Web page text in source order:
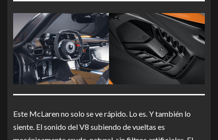
Este McLaren no solo se ve rápido. Lo es. Y también lo
siente. El sonido del V8 subiendo de vueltas es